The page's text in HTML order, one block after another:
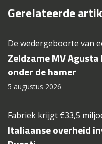
Gerelateerde
De wedergeboorte van
Zeldzame MV
onder de hamer
5 augustus 2026
Fabriek krijgt €33,5
Italiaanse overheid